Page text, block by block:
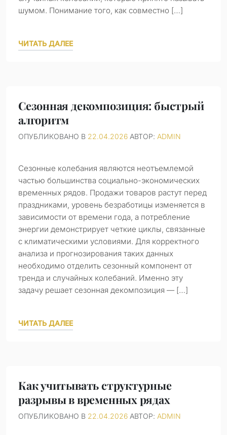
шумом. Понимание того, как совместно […]
ЧИТАТЬ ДАЛЕЕ
Сезонная декомпозиция: быстрый
алгоритм
ОПУБЛИКОВАНО В 22.04.2026 АВТОР: ADMIN
Сезонные колебания являются неотъемлемой
частью большинства социально-экономических
временных рядов. Продажи товаров растут перед
праздниками, уровень безработицы изменяется в
зависимости от времени года, а потребление
энергии демонстрирует четкие циклы, связанные
с климатическими условиями. Для корректного
анализа и прогнозирования таких данных
необходимо отделить сезонный компонент от
тренда и случайных колебаний. Именно эту
задачу решает сезонная декомпозиция — […]
ЧИТАТЬ ДАЛЕЕ
Как учитывать структурные
разрывы в временных рядах
ОПУБЛИКОВАНО В 22.04.2026 АВТОР: ADMIN